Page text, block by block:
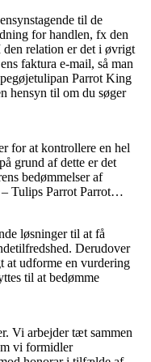
til de
for handlen, fx den
relation er det i øvrigt
faktura e-mail, så man
Parrot King
hensyn til om du søger
for at kontrollere en hel
grund af dette er det
bedømmelser af
Tulips Parrot Parrot…
løsninger til at få
Derudover
at udforme en vurdering
til at bedømme
Vi arbejder tæt sammen
vi formidler